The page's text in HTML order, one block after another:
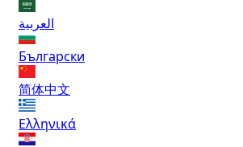
العربية
Български
简体中文
Ελληνικά